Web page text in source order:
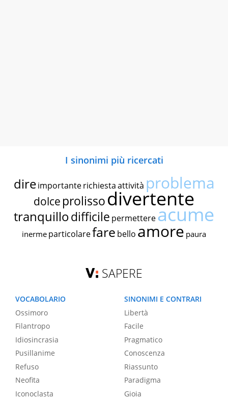
I sinonimi più ricercati
dire importante richiestaattività problema
dolce prolissodivertente
tranquillodifficile permettereacume
inerme particolarefare bello amore paura
SAPERE
VOCABOLARIO
Ossimoro
Filantropo
Idiosincrasia
Pusillanime
Refuso
Neofita
Iconoclasta
SINONIMI E CONTRARI
Libertà
Facile
Pragmatico
Conoscenza
Riassunto
Paradigma
Gioia